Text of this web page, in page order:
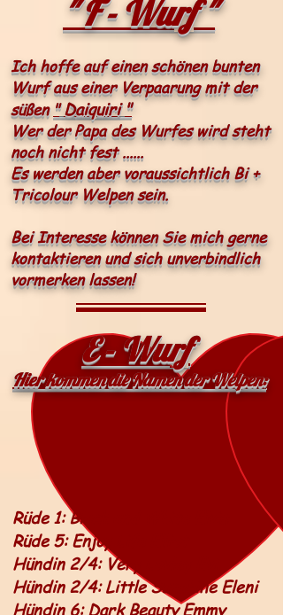
" F - Wurf "
Ich hoffe auf einen schönen bunten
Wurf aus einer Verpaarung mitder
süßen " Daiquiri "
Wer der Papa des Wurfes wird steht
noch nicht fest ......
Es werden aber voraussichtlich Bi +
Tricolour Welpen sein.
Bei Interesse können Sie mich gerne
kontaktieren und sich unverbindlich
vormerken lassen!
E - Wurf
Hier kommen die Namen der Welpen:
Rüde 1: Black and White Elvis
Rüde 5: Enjoy Life Elliot
Hündin 2/4: Very Lovley Evi
Hündin 2/4: Little Sunshine Eleni
Hündin 6: Dark Beauty Emmy